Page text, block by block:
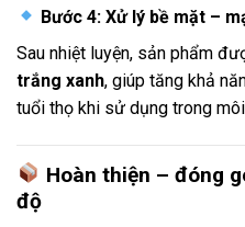
Bước 4: Xử lý bề mặt –
Sau nhiệt luyện, sản phẩm
trắng xanh, giúp tăng khả
tuổi thọ khi sử dụng trong
Hoàn thiện – đóng
độ